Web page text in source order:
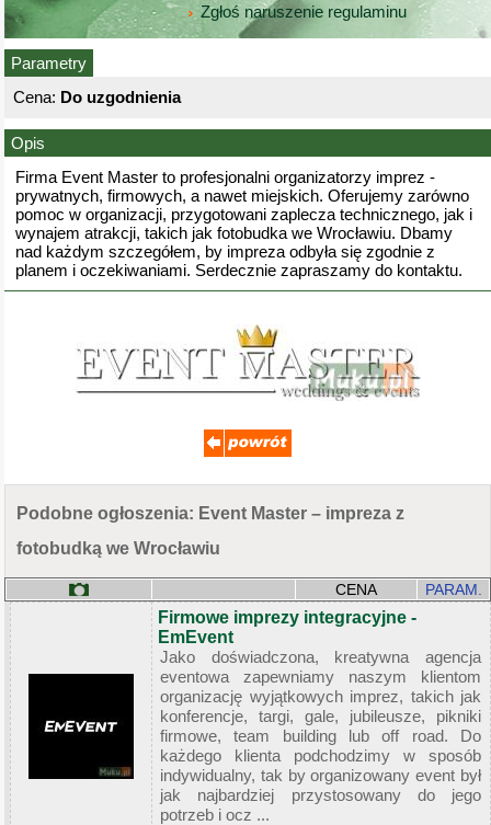
Zgłoś naruszenie regulaminu
Parametry
Cena: Do uzgodnienia
Opis
Firma Event Master to profesjonalni organizatorzy imprez -
prywatnych, firmowych, a nawet miejskich. Oferujemy zarówno
pomoc w organizacji, przygotowani zaplecza technicznego, jak i
wynajem atrakcji, takich jak fotobudka we Wrocławiu. Dbamy
nad każdym szczegółem, by impreza odbyła się zgodnie z
planem i oczekiwaniami. Serdecznie zapraszamy do kontaktu.
Podobne ogłoszenia: Event Master – impreza z
fotobudką we Wrocławiu
CENA PARAM.
Firmowe imprezy integracyjne -
EmEvent
Jako doświadczona, kreatywna agencja
eventowa zapewniamy naszym klientom
organizację wyjątkowych imprez, takich jak
konferencje, targi, gale, jubileusze, pikniki
firmowe, team building lub off road. Do
każdego klienta podchodzimy w sposób
indywidualny, tak by organizowany event był
jak najbardziej przystosowany do jego
potrzeb i ocz ...